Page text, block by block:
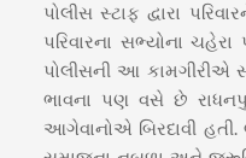
પોલીસ સ્ટાફ દ્વારા
પરિવારના સભ્યોના
પોલીસની આ કામગીરીએ
ભાવના પણ વસે છે
આગેવાનોએ બિરદાવી